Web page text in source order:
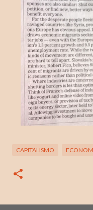
CAPITALISMO